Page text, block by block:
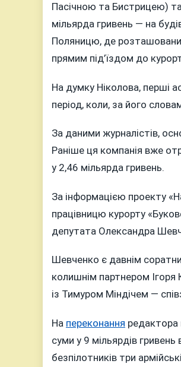
Пасічною та Бистрицею)
мільярда гривень — на
Поляницю, де
прямим під’їздом до
На думку Ніколова, перші
період, коли, за його
За даними журналістів,
Раніше ця компанія вже
у 2,46 мільярда гривень.
За інформацією проекту
працівницю курорту
депутата Олександра
Шевченко є давнім
колишнім партнером Ігоря
із Тимуром Міндічем —
На переконання редактора
суми у 9 мільярдів
безпілотників три